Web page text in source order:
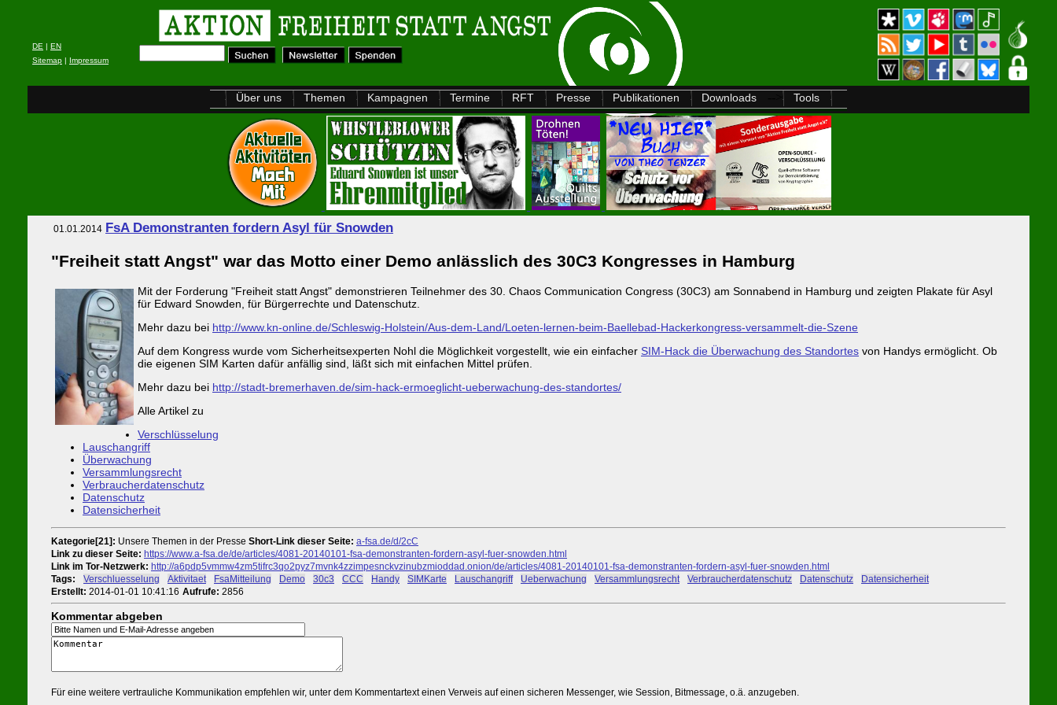
DE | EN
Sitemap | Impressum
Über uns Themen Kampagnen Termine RFT Presse Publikationen Downloads Tools
01.01.2014 FsA Demonstranten fordern Asyl für Snowden
"Freiheit statt Angst" war das Motto einer Demo anlässlich des 30C3 Kongresses in Hamburg
Mit der Forderung "Freiheit statt Angst" demonstrieren Teilnehmer des 30. Chaos Communication Congress (30C3) am Sonnabend in Hamburg und zeigten Plakate für Asyl
für Edward Snowden, für Bürgerrechte und Datenschutz.
Mehr dazu bei http://www.kn-online.de/Schleswig-Holstein/Aus-dem-Land/Loeten-lernen-beim-Baellebad-Hackerkongress-versammelt-die-Szene
Auf dem Kongress wurde vom Sicherheitsexperten Nohl die Möglichkeit vorgestellt, wie ein einfacher SIM-Hack die Überwachung des Standortes von Handys ermöglicht. Ob
die eigenen SIM Karten dafür anfällig sind, läßt sich mit einfachen Mittel prüfen.
Mehr dazu bei http://stadt-bremerhaven.de/sim-hack-ermoeglicht-ueberwachung-des-standortes/
Alle Artikel zu
Verschlüsselung
Lauschangriff
Überwachung
Versammlungsrecht
Verbraucherdatenschutz
Datenschutz
Datensicherheit
Kategorie[21]: Unsere Themen in der Presse Short-Link dieser Seite: a-fsa.de/d/2cC
Link zu dieser Seite: https://www.a-fsa.de/de/articles/4081-20140101-fsa-demonstranten-fordern-asyl-fuer-snowden.html
Link im Tor-Netzwerk: http://a6pdp5vmmw4zm5tifrc3qo2pyz7mvnk4zzimpesnckvzinubzmioddad.onion/de/articles/4081-20140101-fsa-demonstranten-fordern-asyl-fuer-snowden.html
Tags:
Verschluesselung Aktivitaet FsaMitteilung Demo 30c3 CCC Handy SIMKarte Lauschangriff Ueberwachung Versammlungsrecht Verbraucherdatenschutz Datenschutz
Datensicherheit
Erstellt: 2014-01-01 10:41:16 Aufrufe: 2856
Kommentar abgeben
Für eine weitere vertrauliche Kommunikation empfehlen wir, unter dem Kommentartext einen Verweis auf einen sicheren Messenger, wie Session, Bitmessage, o.ä. anzugeben.